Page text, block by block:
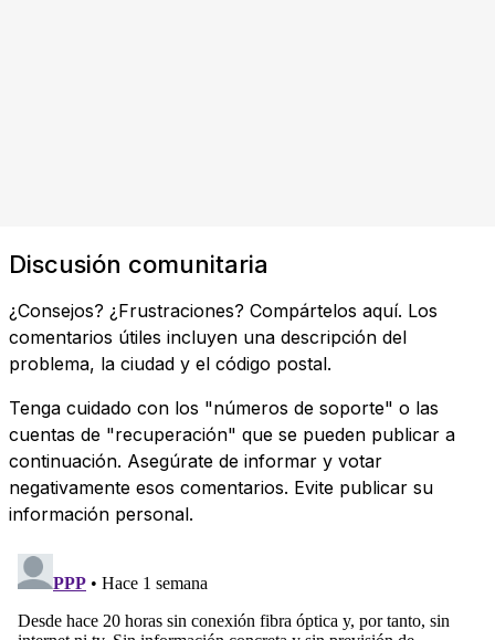
Discusión comunitaria
¿Consejos? ¿Frustraciones? Compártelos aquí. Los
comentarios útiles incluyen una descripción del
problema, la ciudad y el código postal.
Tenga cuidado con los "números de soporte" o las
cuentas de "recuperación" que se pueden publicar a
continuación. Asegúrate de informar y votar
negativamente esos comentarios. Evite publicar su
información personal.